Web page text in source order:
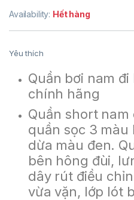
Availability: Hết hàng
Yêu thích
Quần bơi nam
chính hãng
Quần short
quần sọc 3
dừa màu đen.
bên hông đùi,
dây rút điều
vừa vặn, lớp lót